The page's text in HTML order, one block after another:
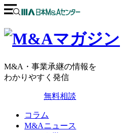
M&A・事業承継の情報を
わかりやすく発信
無料相談
コラム
M&Aニュース